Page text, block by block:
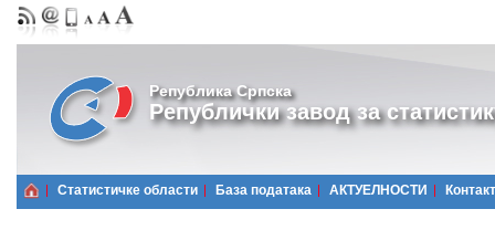
Република Српска
Републички завод за
Статистичке области Базa података АКТУЕЛНОСТИ Контакт